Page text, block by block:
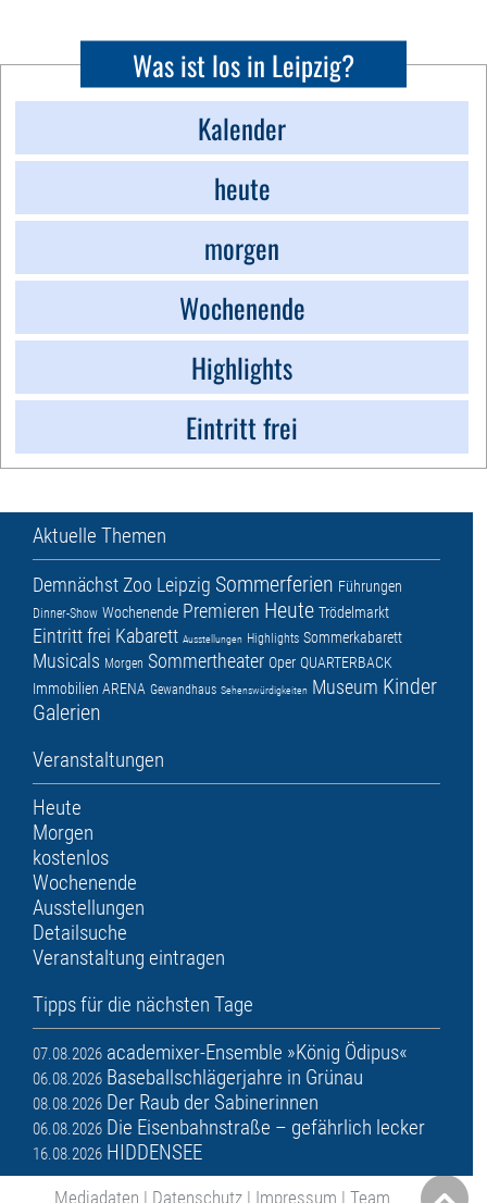
Was ist los in Leipzig?
Kalender
heute
morgen
Wochenende
Highlights
Eintritt frei
Aktuelle Themen
Demnächst Zoo Leipzig Sommerferien Führungen
Dinner-Show Wochenende Premieren Heute Trödelmarkt
Eintritt frei Kabarett Ausstellungen Highlights Sommerkabarett
Musicals Morgen Sommertheater Oper QUARTERBACK
Immobilien ARENA Gewandhaus Sehenswürdigkeiten Museum Kinder
Galerien
Veranstaltungen
Heute
Morgen
kostenlos
Wochenende
Ausstellungen
Detailsuche
Veranstaltung eintragen
Tipps für die nächsten Tage
07.08.2026 academixer-Ensemble »König Ödipus«
06.08.2026 Baseballschlägerjahre in Grünau
08.08.2026 Der Raub der Sabinerinnen
06.08.2026 Die Eisenbahnstraße – gefährlich lecker
16.08.2026 HIDDENSEE
Mediadaten | Datenschutz | Impressum | Team